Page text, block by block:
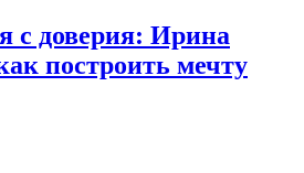
с доверия: Ирина
построить мечту